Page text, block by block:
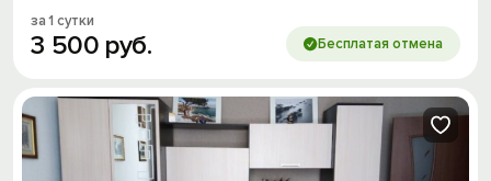
за 1 сутки
3 500 руб. Бесплатая отмена